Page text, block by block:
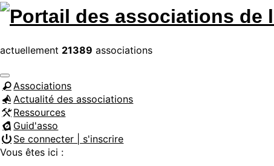
actuellement 21389 associations
Associations
Actualité des associations
Ressources
Guid'asso
Se connecter | s'inscrire
Vous êtes ici :